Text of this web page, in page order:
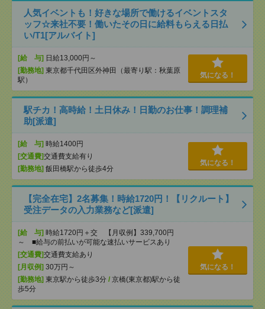
人気イベントも！好きな場所で働けるイベントスタ
ッフ☆来社不要！働いたその日に給料もらえる日払
い/T1[アルバイト]
[給 与] 日給13,000円～
[勤務地] 東京都千代田区外神田（最寄り駅：秋葉原
駅）
気になる！
駅チカ！高時給！土日休み！日勤のお仕事！調理補
助[派遣]
[給 与] 時給1400円
[交通費]交通費支給有り
[勤務地] 飯田橋駅から徒歩4分
気になる！
【完全在宅】2名募集！時給1720円！【リクルート】
受注データの入力業務など[派遣]
[給 与] 時給1720円＋交 【月収例】339,700円
～ ■給与の前払いが可能な速払いサービスあり
[交通費]交通費支給あり
[月収例] 30万円～
[勤務地] 東京駅から徒歩3分 / 京橋(東京都)駅から徒
歩5分
気になる！